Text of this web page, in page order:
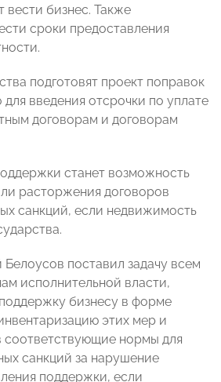
бизнес. Также
сроки предоставления
подготовят проект поправок
для введения отсрочки по уплате
договорам и договорам
станет возможность
расторжения договоров
санкций, если недвижимость
поставил задачу всем
исполнительной власти,
бизнесу в форме
этих мер и
соответствующие нормы для
санкций за нарушение
поддержки, если